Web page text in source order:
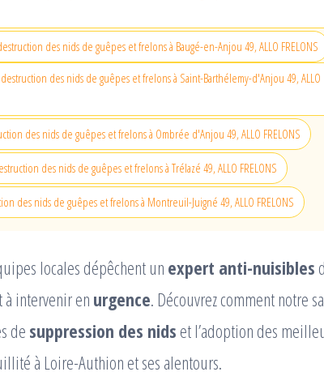
des nids de guêpes et frelons à Baugé-en-Anjou 49, ALLO FRELONS
des nids de guêpes et frelons à Saint-Barthélemy-d'Anjou 49, ALLO
des nids de guêpes et frelons à Ombrée d'Anjou 49, ALLO FRELONS
des nids de guêpes et frelons à Trélazé 49, ALLO FRELONS
des nids de guêpes et frelons à Montreuil-Juigné 49, ALLO FRELONS
locales dépêchent un expert anti-nuisibles
à intervenir en urgence. Découvrez comment notre
desuppression des nids et l’adoption des
à Loire-Authion et ses alentours.